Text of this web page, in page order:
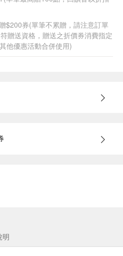
$200券(單筆不累贈，請注意訂單
贈送資格，贈送之折價券消費指定
他優惠活動合併使用)
明